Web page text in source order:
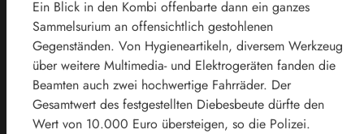
Ein Blick in den Kombi offenbarte dann ein ganzes
Sammelsurium an offensichtlich gestohlenen
Gegenständen. Von Hygieneartikeln, diversem Werkzeug
über weitere Multimedia- und Elektrogeräten fanden die
Beamten auch zwei hochwertige Fahrräder. Der
Gesamtwert des festgestellten Diebesbeute dürfte den
Wert von 10.000 Euro übersteigen, so die Polizei.